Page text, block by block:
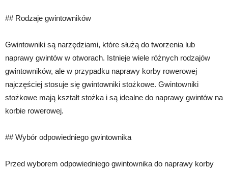
## Rodzaje gwintowników
Gwintowniki są narzędziami, które służą do tworzenia lub
naprawy gwintów w otworach. Istnieje wiele różnych rodzajów
gwintowników, ale w przypadku naprawy korby rowerowej
najczęściej stosuje się gwintowniki stożkowe. Gwintowniki
stożkowe mają kształt stożka i są idealne do naprawy gwintów na
korbie rowerowej.
## Wybór odpowiedniego gwintownika
Przed wyborem odpowiedniego gwintownika do naprawy korby